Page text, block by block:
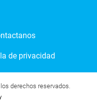
de privacidad
derechos reservados.